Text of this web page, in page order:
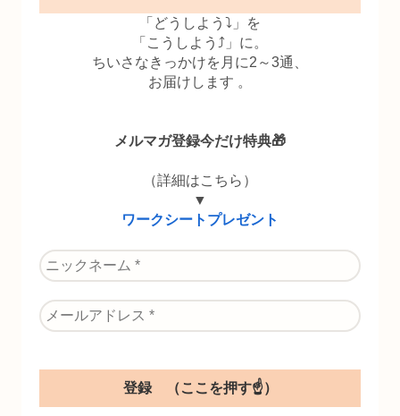
「どうしよう⤵」を
「こうしよう⤴」に。
ちいさなきっかけを月に2～3通、
お届けします 。
メルマガ登録今だけ特典🎁
（詳細はこちら）
▼
ワークシートプレゼント